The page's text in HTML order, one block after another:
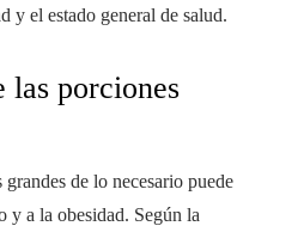
y el estado general de salud.
las porciones
de lo necesario puede
y a la obesidad. Según la